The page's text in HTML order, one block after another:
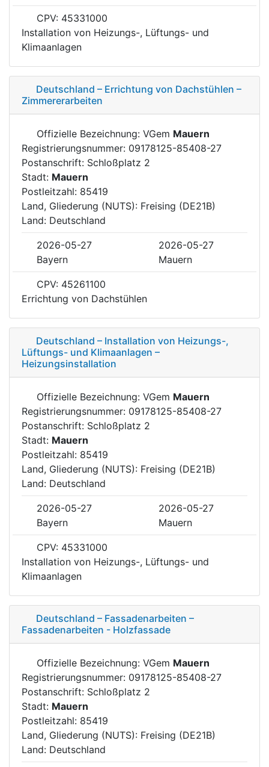
CPV: 45331000
Installation von Heizungs-, Lüftungs- und
Klimaanlagen
Deutschland – Errichtung von Dachstühlen –
Zimmererarbeiten
Offizielle Bezeichnung: VGem Mauern
Registrierungsnummer: 09178125-85408-27
Postanschrift: Schloßplatz 2
Stadt: Mauern
Postleitzahl: 85419
Land, Gliederung (NUTS): Freising (DE21B)
Land: Deutschland
2026-05-27
2026-05-27
Bayern
Mauern
CPV: 45261100
Errichtung von Dachstühlen
Deutschland – Installation von Heizungs-,
Lüftungs- und Klimaanlagen –
Heizungsinstallation
Offizielle Bezeichnung: VGem Mauern
Registrierungsnummer: 09178125-85408-27
Postanschrift: Schloßplatz 2
Stadt: Mauern
Postleitzahl: 85419
Land, Gliederung (NUTS): Freising (DE21B)
Land: Deutschland
2026-05-27
2026-05-27
Bayern
Mauern
CPV: 45331000
Installation von Heizungs-, Lüftungs- und
Klimaanlagen
Deutschland – Fassadenarbeiten –
Fassadenarbeiten - Holzfassade
Offizielle Bezeichnung: VGem Mauern
Registrierungsnummer: 09178125-85408-27
Postanschrift: Schloßplatz 2
Stadt: Mauern
Postleitzahl: 85419
Land, Gliederung (NUTS): Freising (DE21B)
Land: Deutschland